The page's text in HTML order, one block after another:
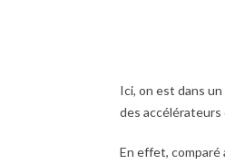
Ici, on est dans
des accélérateurs
En effet, comparé